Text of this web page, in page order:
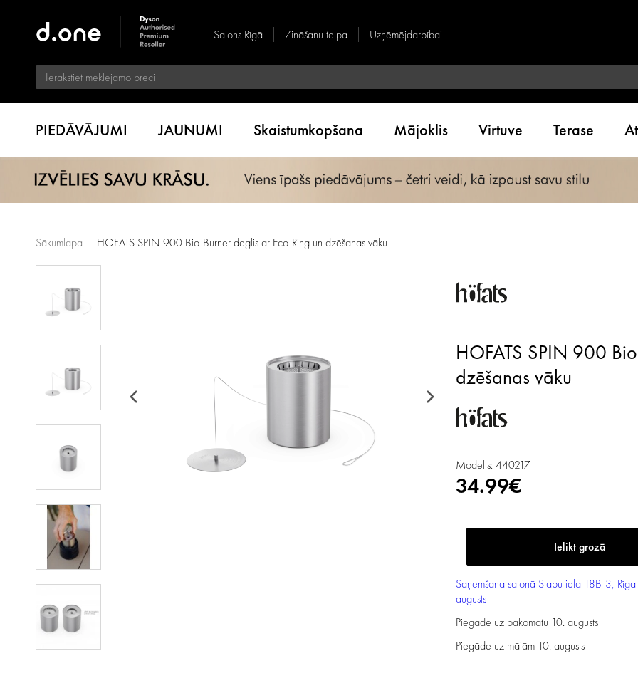
Salons Rīgā Zināšanu telpa Uzņēmējdarbībai
PIEDĀVĀJUMI JAUNUMI Skaistumkopšana Mājoklis Virtuve Terase
Sākumlapa HOFATS SPIN 900 Bio-Burner deglis ar Eco-Ring un dzēšanas vāku
HOFATS SPIN 900 Bio-Burner deglis ar Eco-Ring un
dzēšanas vāku
Modelis: 440217
34.99€
Saņemšana salonā Stabu iela 18B-3, Rīga
augusts
Piegāde uz pakomātu 10. augusts
Piegāde uz mājām 10. augusts